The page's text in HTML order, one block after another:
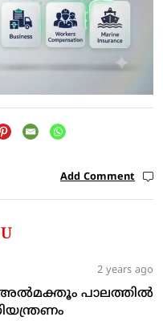
Add Comment
2 years ago
പാലത്തില്‍